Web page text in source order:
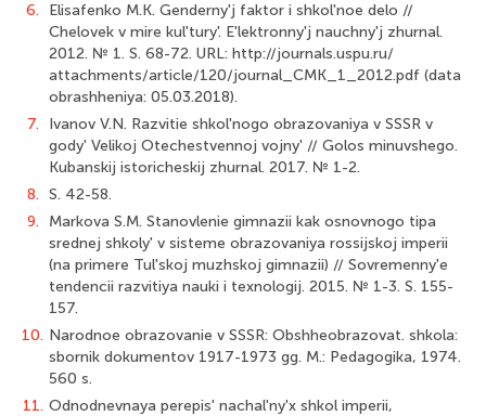
6.
Elisafenko M.K. Genderny'j faktor i shkol'noe delo //
Chelovek v mire kul'tury'. E'lektronny'j nauchny'j zhurnal.
2012. № 1. S. 68-72. URL: http://journals.uspu.ru/
attachments/article/120/journal_CMK_1_2012.pdf (data
obrashheniya: 05.03.2018).
7.
Ivanov V.N. Razvitie shkol'nogo obrazovaniya v SSSR v
gody' Velikoj Otechestvennoj vojny' // Golos minuvshego.
Kubanskij istoricheskij zhurnal. 2017. № 1-2.
8. S. 42-58.
9.
Markova S.M. Stanovlenie gimnazii kak osnovnogo tipa
srednej shkoly' v sisteme obrazovaniya rossijskoj imperii
(na primere Tul'skoj muzhskoj gimnazii) // Sovremenny'e
tendencii razvitiya nauki i texnologij. 2015. № 1-3. S. 155-
157.
10. Narodnoe obrazovanie v SSSR: Obshheobrazovat. shkola:
sbornik dokumentov 1917-1973 gg. M.: Pedagogika, 1974.
560 s.
11. Odnodnevnaya perepis' nachal'ny'x shkol imperii,